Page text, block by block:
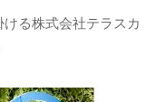
ける株式会社テラスカ